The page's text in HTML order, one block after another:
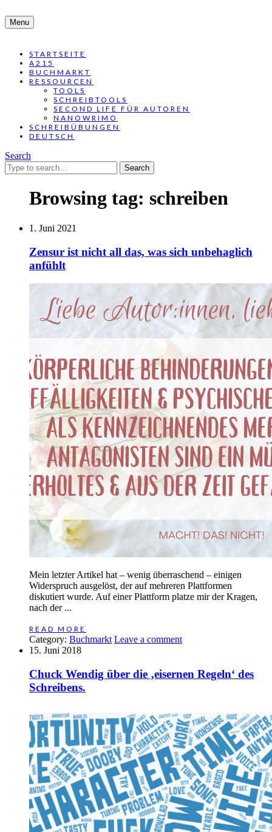
Menu
STARTSEITE
A215
BUCHMARKT
RESSOURCEN
TOOLS
SCHREIBTOOLS
SECOND LIFE FÜR AUTOREN
NANOWRIMO
SCHREIBÜBUNGEN
DEUTSCH
Search
Search
for:
Browsing tag: schreiben
1. Juni 2021
Zensur ist nicht all das, was sich unbehaglich
anfühlt
Mein letzter Artikel hat – wenig überraschend – einigen
Widerspruch ausgelöst, der auf mehreren Plattformen
diskutiert wurde. Auf einer Plattform platze mir der Kragen,
nach der ...
READ MORE
Category: Buchmarkt Leave a comment
15. Juni 2018
Chuck Wendig über die ‚eisernen Regeln‘ des
Schreibens.